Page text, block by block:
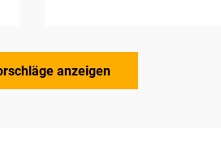
anzeigen